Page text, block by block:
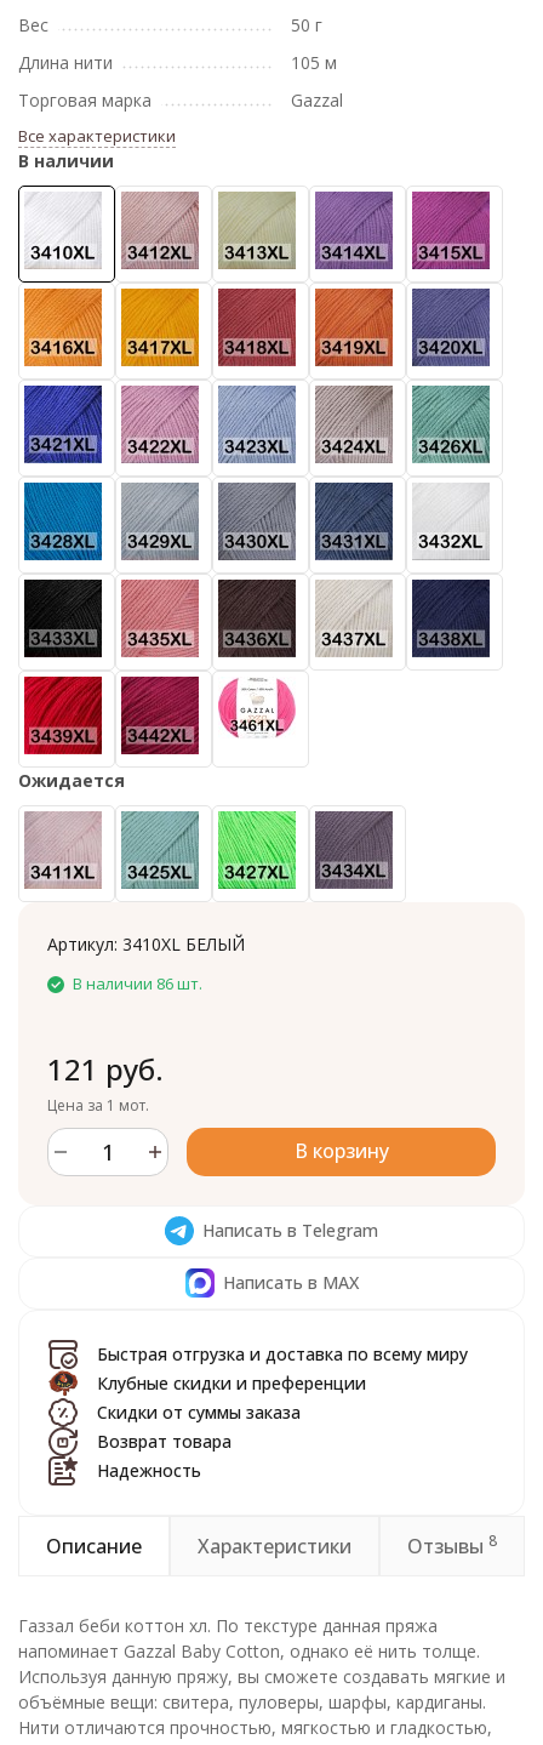
Вес
50 г
Длина нити
105 м
Торговая марка
Gazzal
Все характеристики
В наличии
Ожидается
Артикул: 3410XL БЕЛЫЙ
В наличии 86 шт.
121 руб.
Цена за 1 мот.
В корзину
Написать в Telegram
Написать в MAX
Быстрая отгрузка и доставка по всему миру
Клубные скидки и преференции
Скидки от суммы заказа
Возврат товара
Надежность
Описание Характеристики Отзывы 8
Газзал беби коттон xл. По текстуре данная пряжа
напоминает Gazzal Baby Cotton, однако её нить толще.
Используя данную пряжу, вы сможете создавать мягкие и
объёмные вещи: свитера, пуловеры, шарфы, кардиганы.
Нити отличаются прочностью, мягкостью и гладкостью,